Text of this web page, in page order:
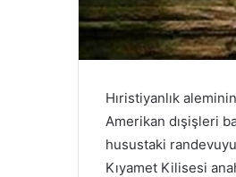
Hıristiyanlık
Amerikan dışişleri
husustaki
Kıyamet Kilisesi
e
i
o
y
l